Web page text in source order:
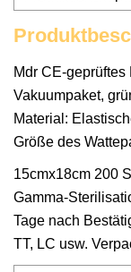
Mdr CE-
Vakuumpaket,
Material:
Größe des
15cmx18cm 200
Gamma-
Tage nach
TT, LC usw.